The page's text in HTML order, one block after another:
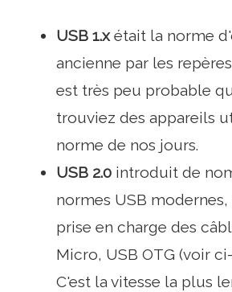
USB 1.xétait la norme
ancienne par les
est très peu probable
trouviez des appareils
norme de nos jours.
USB 2.0 introduit de
normes USB
prise en charge des
Micro, USB OTG (voir
C'est la vitesse la plus